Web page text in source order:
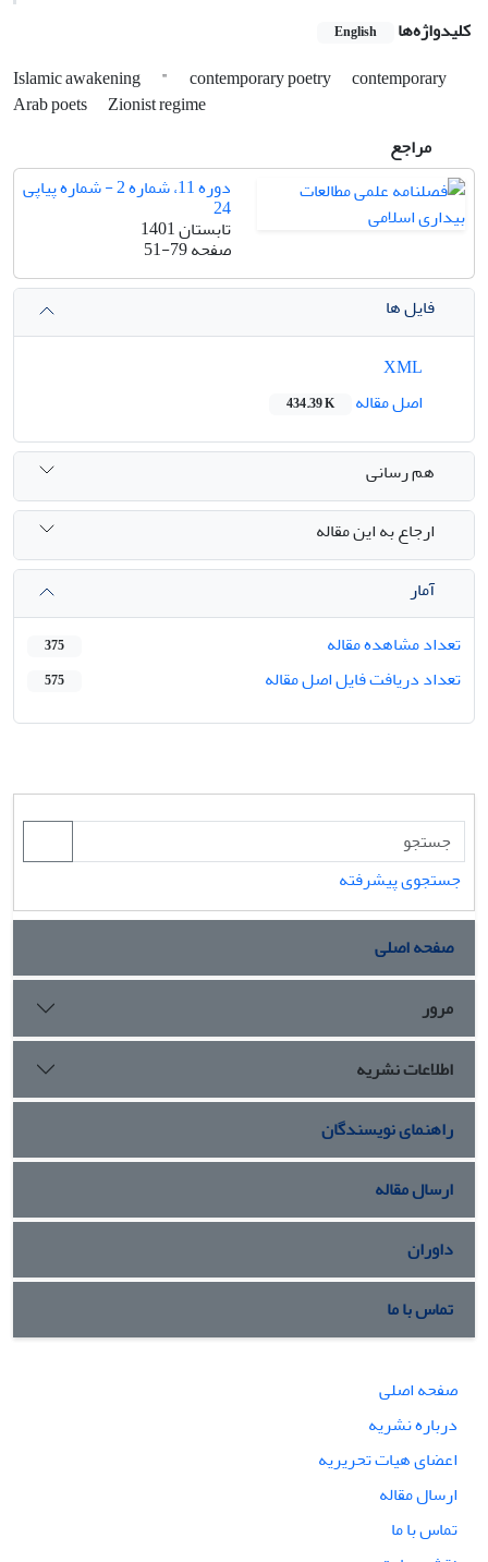
کلیدواژه‌ها English
Islamic awakening " contemporary poetry
contemporary
Arab poets
Zionist regime
مراجع
دوره 11، شماره 2 - شماره پیاپی
24
تابستان 1401
صفحه51-79
فایل ها
اصل مقاله
434.39 K
هم رسانی
ارجاع به این مقاله
آمار
تعداد مشاهده مقاله
375
تعداد دریافت فایل اصل مقاله 575
جستجوی پیشرفته
صفحه اصلی
مرور
اطلاعات نشریه
راهنمای نویسندگان
ارسال مقاله
داوران
تماس با ما
صفحه اصلی
درباره نشریه
اعضای هیات تحریریه
ارسال مقاله
تماس با ما